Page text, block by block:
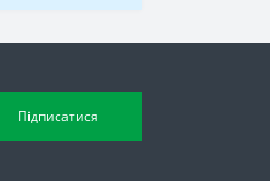
Підписатися